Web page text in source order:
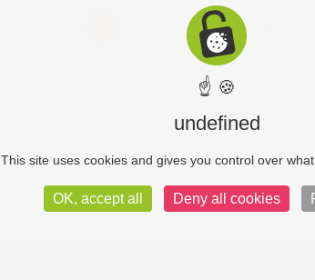
4 Suivant »
☝ 🍪
undefined
This site uses cookies and gives you control over
OK, accept all Deny all cookies